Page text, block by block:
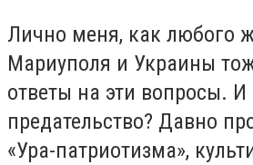
Лично меня, как любого
Мариуполя и Украины
ответы на эти вопросы. И
предательство? Давно
«Ура-патриотизма»,